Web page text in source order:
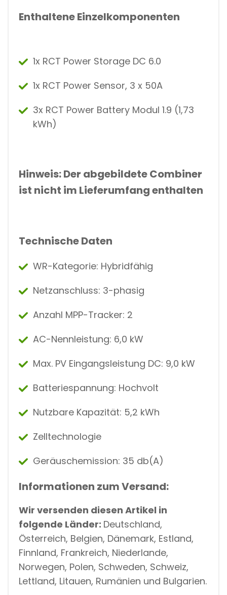
Enthaltene Einzelkomponenten
1x RCT Power Storage DC 6.0
1x RCT Power Sensor, 3 x 50A
3x RCT Power Battery Modul 1.9 (1,73
kWh)
Hinweis: Der abgebildete Combiner
ist nicht im Lieferumfang enthalten
Technische Daten
WR-Kategorie: Hybridfähig
Netzanschluss: 3-phasig
Anzahl MPP-Tracker: 2
AC-Nennleistung: 6,0 kW
Max. PV Eingangsleistung DC: 9,0 kW
Batteriespannung: Hochvolt
Nutzbare Kapazität: 5,2 kWh
Zelltechnologie
Geräuschemission: 35 db(A)
Informationen zum Versand:
Wir versenden diesen Artikel in
folgende Länder: Deutschland,
Österreich, Belgien, Dänemark, Estland,
Finnland, Frankreich, Niederlande,
Norwegen, Polen, Schweden, Schweiz,
Lettland, Litauen, Rumänien und Bulgarien.